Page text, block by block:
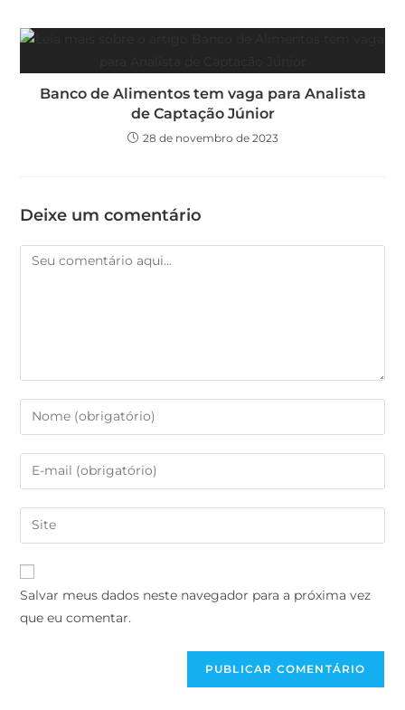
Banco de Alimentos tem vaga para Analista
de Captação Júnior
28 de novembro de 2023
Deixe um comentário
Salvar meus dados neste navegador para a próxima vez
que eu comentar.